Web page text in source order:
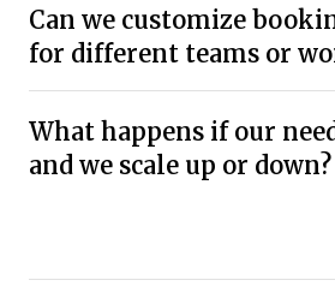
Can we customize
for different teams or
What happens if our
and we scale up or down?